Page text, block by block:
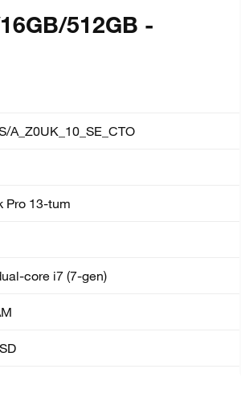
512GB -
A_Z0UK_10_SE_CTO
Pro 13-tum
core i7 (7-gen)